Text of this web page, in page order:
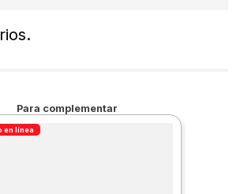
Para complementar
en línea